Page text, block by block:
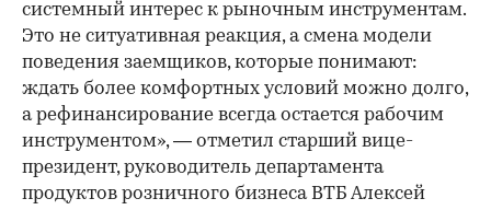
системный интерес к рыночным инструментам.
Это не ситуативная реакция, а смена модели
поведения заемщиков, которые понимают:
ждать более комфортных условий можно долго,
а рефинансирование всегда остается рабочим
инструментом», — отметил старший вице-
президент, руководитель департамента
продуктов розничного бизнеса ВТБ Алексей